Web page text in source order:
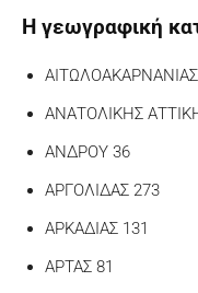
Η γεωγραφική
ΑΙΤΩΛΟΑΚΑΡΝΑΝΙΑΣ
ΑΝΑΤΟΛΙΚΗΣ
ΑΝΔΡΟΥ 36
ΑΡΓΟΛΙΔΑΣ 273
ΑΡΚΑΔΙΑΣ 131
ΑΡΤΑΣ 81